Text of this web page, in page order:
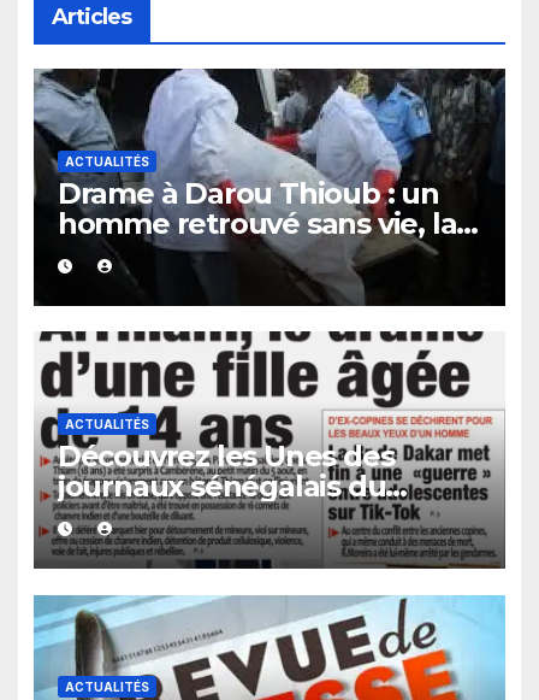
Articles
ACTUALITÉS
Drame à Darou Thioub : un
homme retrouvé sans vie, la
présence de traces de sang
alimente les premières
investigations.
ACTUALITÉS
Découvrez les Unes des
journaux sénégalais du
vendredi 07 août 2026
ACTUALITÉS